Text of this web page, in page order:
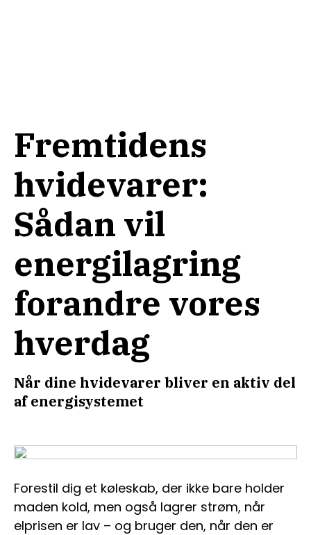
Fremtidens
hvidevarer:
Sådan vil
energilagring
forandre vores
hverdag
Når dine hvidevarer bliver en aktiv del
af energisystemet
Forestil dig et køleskab, der ikke bare holder
maden kold, men også lagrer strøm, når
elprisen er lav – og bruger den, når den er